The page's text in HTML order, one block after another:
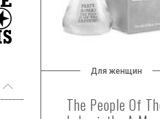
Для женщин
The People Of